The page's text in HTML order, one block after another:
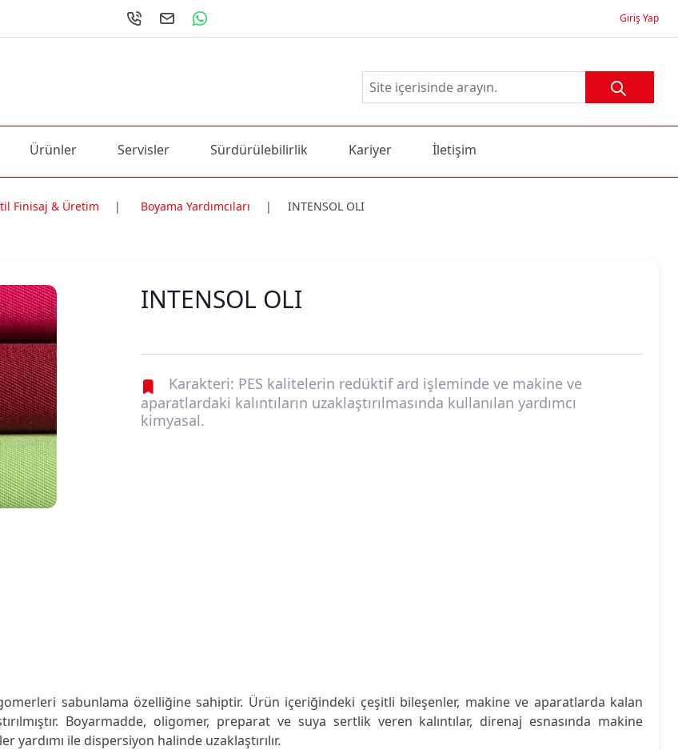
Giriş Yap
Ürünler Servisler Sürdürülebilirlik Kariyer İletişim
Finisaj & Üretim | Boyama Yardımcıları | INTENSOL OLI
INTENSOL OLI
Karakteri: PES kalitelerin redüktif ard işleminde ve makine ve
aparatlardaki kalıntıların uzaklaştırılmasında kullanılan yardımcı
kimyasal.
sabunlama özelliğine sahiptir. Ürün içeriğindeki çeşitli bileşenler, makine ve aparatlarda kalan
Boyarmadde, oligomer, preparat ve suya sertlik veren kalıntılar, direnaj esnasında makine
yardımı ile dispersiyon halinde uzaklaştırılır.